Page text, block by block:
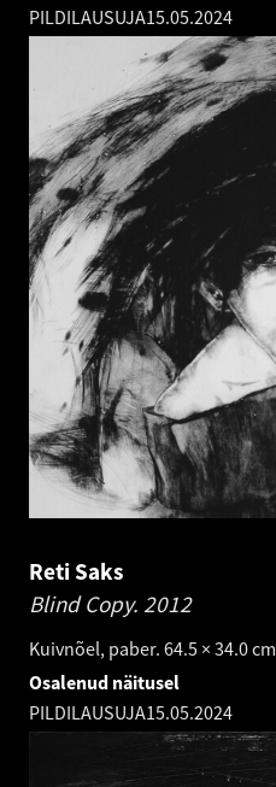
PILDILAUSUJA15.05.2024
Reti Saks
Blind Copy. 2012
Kuivnõel, paber. 64.5 × 34.0 cm
Osalenud näitusel
PILDILAUSUJA15.05.2024